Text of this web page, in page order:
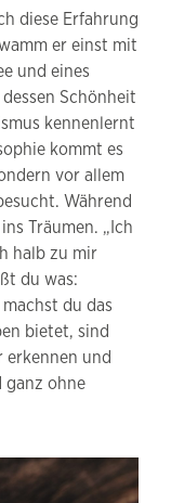
diese Erfahrung
er einst mit
und eines
Schönheit
kennenlernt
kommt es
vor allem
Während
Träumen. „Ich
halb zu mir
du was:
du das
bietet, sind
erkennen und
ganz ohne